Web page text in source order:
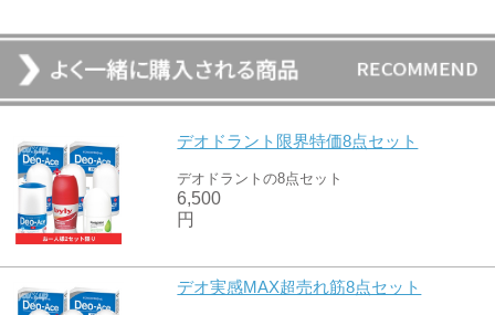
デオドラント限界特価8点セット
デオドラントの8点セット
6,500
円
デオ実感MAX超売れ筋8点セット